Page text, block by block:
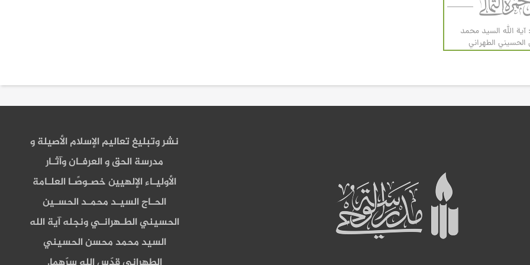
آية الله السيد محمد
الطهراني
نشر وتبليغ تعاليم الإسلام الأصيلة و
مدرسة الحق و العرفـان وآثـار
الأوليـاء الإلهيين خصـوصًـا العلـامة
الحـاج السيـد محمـد الحسـين
الحسيني الطـهرانـي ونجله آية الله
السيد محمد محسن الحسيني